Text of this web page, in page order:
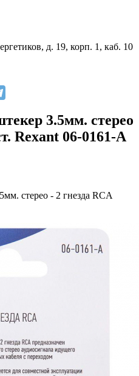
д. 19, корп. 1, каб. 10
3.5мм. стерео
Rexant 06-0161-A
стерео - 2 гнезда RCA